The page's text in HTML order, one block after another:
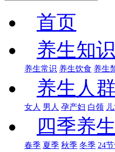
首页
养生知识
养生常识 养生饮食 养生
养生人群
女人 男人 孕产妇 白领
四季养生
春季 夏季 秋季 冬季 24